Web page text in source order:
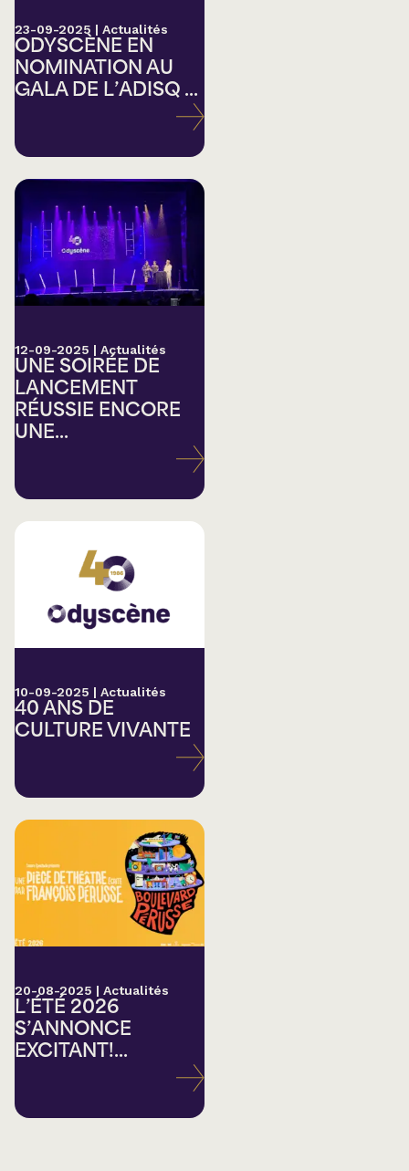
23-09-2025 | Actualités
ODYSCÈNE EN
NOMINATION AU
GALA DE L’ADISQ ...
12-09-2025 | Actualités
UNE SOIRÉE DE
LANCEMENT
RÉUSSIE ENCORE
UNE...
10-09-2025 | Actualités
40 ANS DE
CULTURE VIVANTE
20-08-2025 | Actualités
L’ÉTÉ 2026
S’ANNONCE
EXCITANT!...